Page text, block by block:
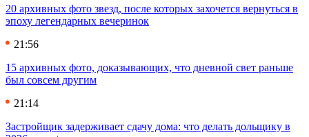
20 архивных фото звезд, после которых захочется вернуться в
эпоху легендарных вечеринок
21:56
15 архивных фото, доказывающих, что дневной свет раньше
был совсем другим
21:14
Застройщик задерживает сдачу дома: что делать дольщику в